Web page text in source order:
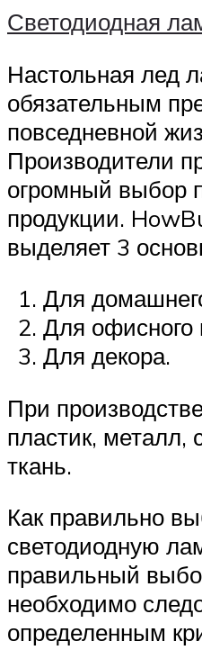
Светодиодная
Настольная лед
обязательным
повседневной
Производители
огромный выбор
продукции.
выделяет 3
Для
Для офисного
Для декора.
При
пластик, металл,
ткань.
Как правильно
светодиодную
правильный
необходимо
определенным